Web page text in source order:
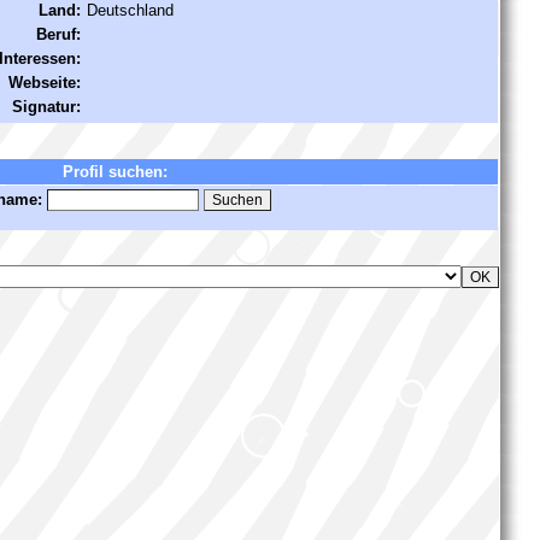
Land: Deutschland
Beruf:
Interessen:
Webseite:
Signatur:
Profil suchen: